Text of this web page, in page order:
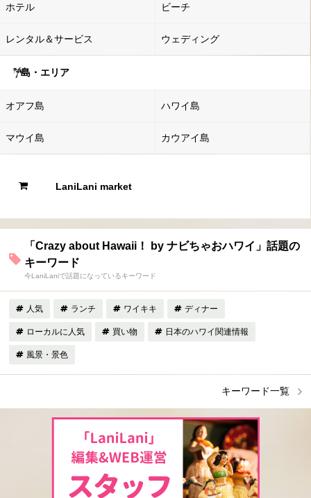
ホテル ビーチ
レンタル＆サービス ウェディング
島・エリア
オアフ島 ハワイ島
マウイ島 カウアイ島
LaniLani market
「Crazy about Hawaii！ by ナビちゃおハワイ」話題の
キーワード
今LaniLaniで話題になっているキーワード
人気 ランチ ワイキキ ディナー
ローカルに人気 買い物 日本のハワイ関連情報
風景・景色
キーワード一覧